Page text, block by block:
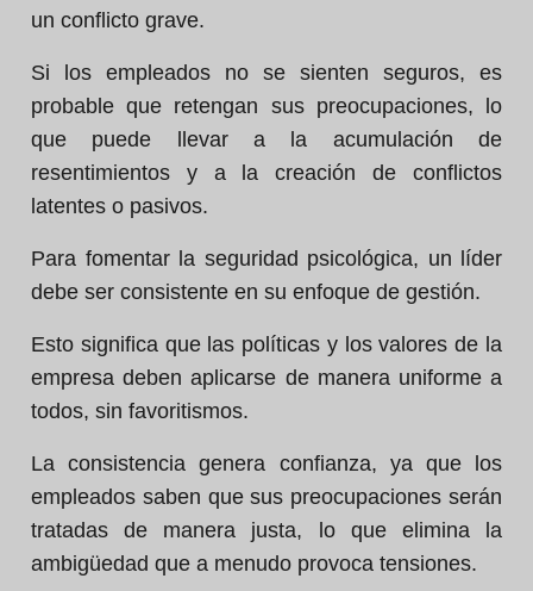
un conflicto grave.
Si los empleados no se sienten seguros, es
probable que retengan sus preocupaciones, lo
que puede llevar a la acumulación de
resentimientos y a la creación de conflictos
latentes o pasivos.
Para fomentar la seguridad psicológica, un líder
debe ser consistente en su enfoque de gestión.
Esto significa que las políticas y los valores de la
empresa deben aplicarse de manera uniforme a
todos, sin favoritismos.
La consistencia genera confianza, ya que los
empleados saben que sus preocupaciones serán
tratadas de manera justa, lo que elimina la
ambigüedad que a menudo provoca tensiones.